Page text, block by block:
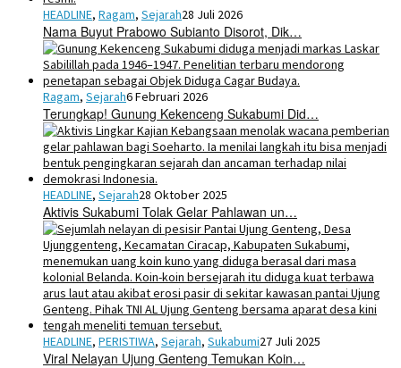
HEADLINE, Ragam, Sejarah28 Juli 2026
Nama Buyut Prabowo Subianto Disorot, Dik…
Ragam, Sejarah6 Februari 2026
Terungkap! Gunung Kekenceng Sukabumi Did…
HEADLINE, Sejarah28 Oktober 2025
Aktivis Sukabumi Tolak Gelar Pahlawan un…
HEADLINE, PERISTIWA, Sejarah, Sukabumi27 Juli 2025
Viral Nelayan Ujung Genteng Temukan Koin…